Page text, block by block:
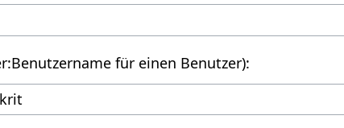
für einen Benutzer):